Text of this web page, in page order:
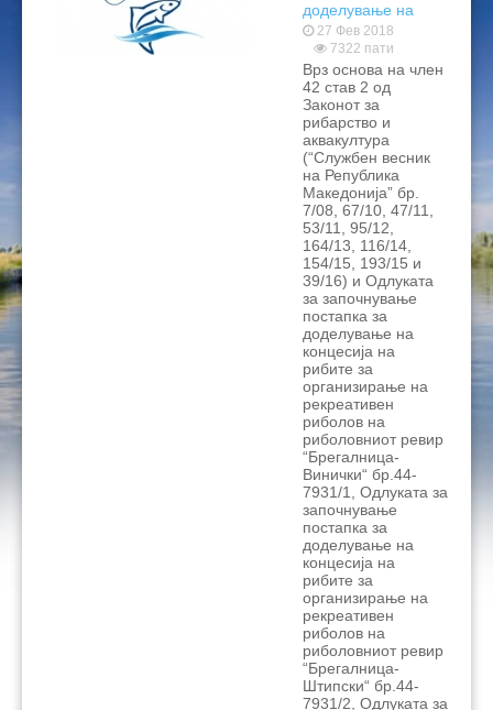
доделување на
концесија на
рибите за
организирање на
рекреативен
риболов на
риболовни ревири
и рекреативни зони
27 Фев 2018
7322 пати
Врз основа на член
42 став 2 од
Законот за
рибарство и
аквакултура
(“Службен весник
на Република
Македонија” бр.
7/08, 67/10, 47/11,
53/11, 95/12,
164/13, 116/14,
154/15, 193/15 и
39/16) и Одлуката
за започнување
постапка за
доделување на
концесија на
рибите за
организирање на
рекреативен
риболов на
риболовниот ревир
“Брегалница-
Винички“ бр.44-
7931/1, Одлуката за
започнување
постапка за
доделување на
концесија на
рибите за
организирање на
рекреативен
риболов на
риболовниот ревир
“Брегалница-
Штипски“ бр.44-
7931/2, Одлуката за
ЦЕНОВНИЦИ 2016